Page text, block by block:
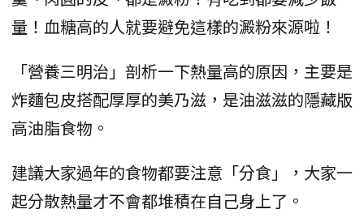
量！血糖高的人就要避免這樣的澱粉來源啦！
「營養三明治」剖析一下熱量高的原因，主要是
炸麵包皮搭配厚厚的美乃滋，是油滋滋的隱藏版
高油脂食物。
建議大家過年的食物都要注意「分食」，大家一
起分散熱量才不會都堆積在自己身上了。